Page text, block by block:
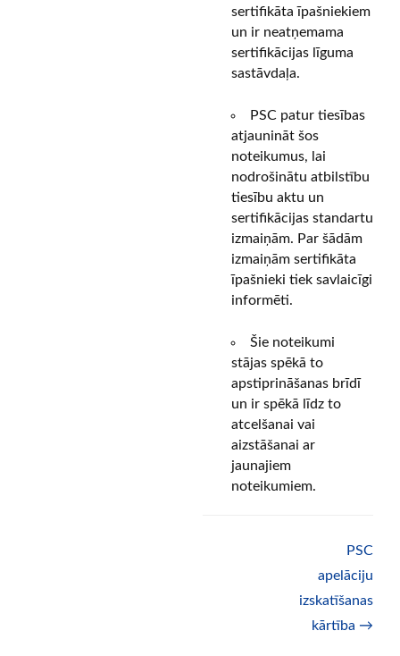
sertifikāta īpašniekiem
un ir neatņemama
sertifikācijas līguma
sastāvdaļa.
PSC patur tiesības
atjaunināt šos
noteikumus, lai
nodrošinātu atbilstību
tiesību aktu un
sertifikācijas standartu
izmaiņām. Par šādām
izmaiņām sertifikāta
īpašnieki tiek savlaicīgi
informēti.
Šie noteikumi
stājas spēkā to
apstiprināšanas brīdī
un ir spēkā līdz to
atcelšanai vai
aizstāšanai ar
jaunajiem
noteikumiem.
PSC
apelāciju
izskatīšanas
kārtība →